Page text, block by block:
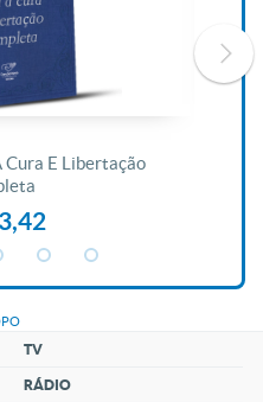
Cura E Libertação
TV
RÁDIO